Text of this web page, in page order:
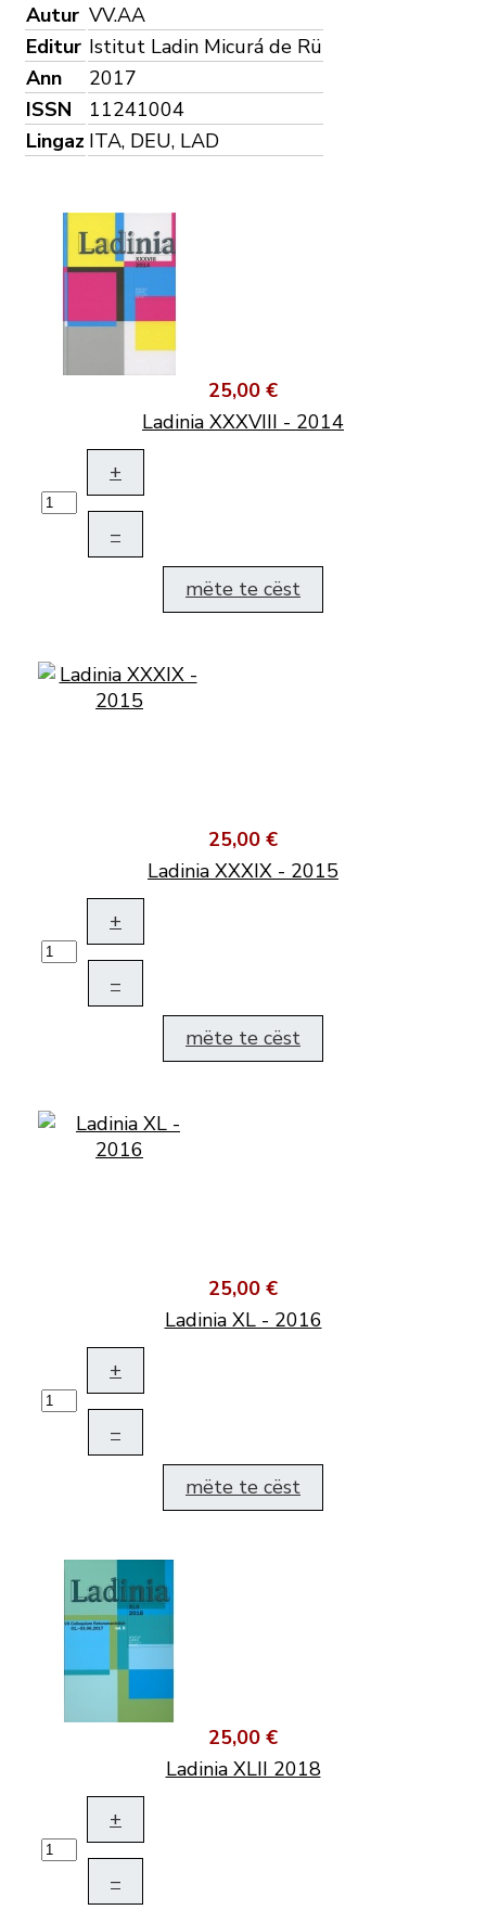
Autur VV.AA
Editur Istitut Ladin Micurá de Rü
Ann
2017
ISSN
11241004
Lingaz ITA, DEU, LAD
25,00 €
Ladinia XXXVIII - 2014
+
–
mëte te cëst
25,00 €
Ladinia XXXIX - 2015
+
–
mëte te cëst
25,00 €
Ladinia XL - 2016
+
–
mëte te cëst
25,00 €
Ladinia XLII 2018
+
–